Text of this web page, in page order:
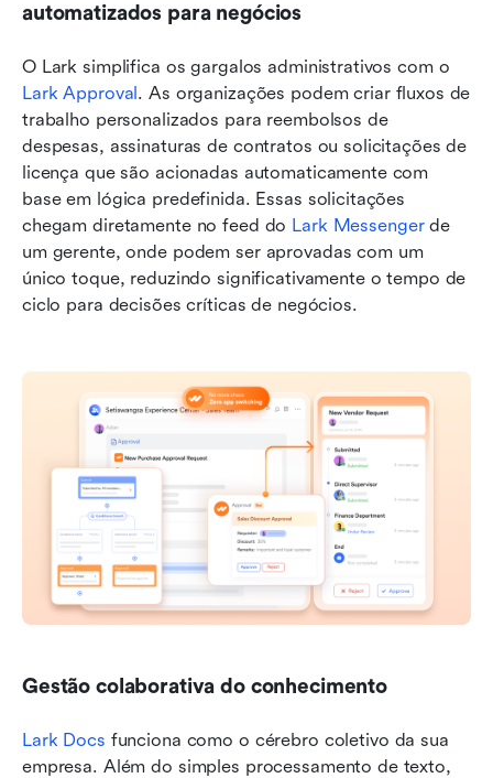
automatizados para negócios
Lark Approval . As organizações podem criar fluxos de
trabalho personalizados para reembolsos de
despesas, assinaturas de contratos ou solicitações de
licença que são acionadas automaticamente com
base em lógica predefinida. Essas solicitações
chegam diretamente no feed do Lark Messenger de
um gerente, onde podem ser aprovadas com um
único toque, reduzindo significativamente o tempo de
ciclo para decisões críticas de negócios.
Gestão colaborativa do conhecimento
Lark Docs funciona como o cérebro coletivo da sua
empresa. Além do simples processamento de texto,